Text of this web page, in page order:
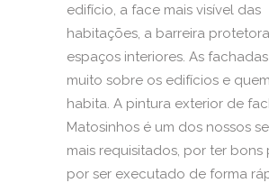
edifício, a face mais visível das
habitações, a barreira
espaços interiores. As
muito sobre os edifícios e
habita. A pintura exterior de
Matosinhos é um dos nossos
mais requisitados, por ter bons
por ser executado de forma